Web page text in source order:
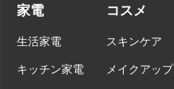
家電
生活家電
キッチン家電
コスメ
スキンケア
メイクアップ